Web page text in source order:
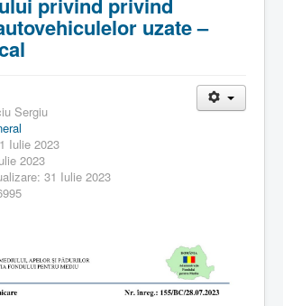
uzate –
Sergiu
Iulie 2023
2023
31 Iulie 2023